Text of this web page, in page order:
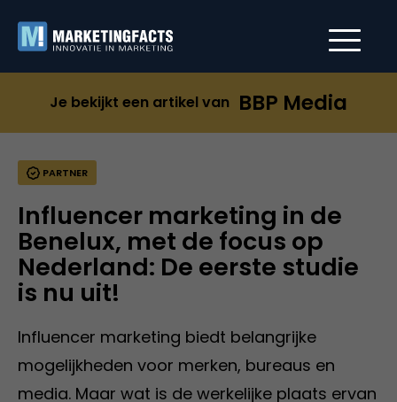
Je bekijkt een artikel van BBP Media
PARTNER
Influencer marketing in de
Benelux, met de focus op
Nederland: De eerste studie
is nu uit!
Influencer marketing biedt belangrijke
mogelijkheden voor merken, bureaus en
media. Maar wat is de werkelijke plaats ervan